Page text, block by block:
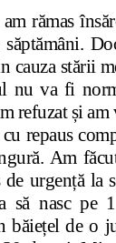
rămas
cauza stării
nu va fi
refuzat și
repaus
Am
de urgență la
să nasc pe
băiețel de o